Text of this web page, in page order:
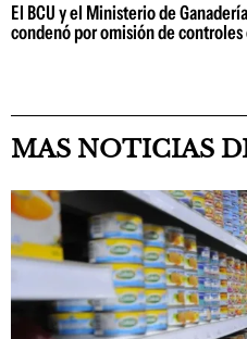
El BCU y el Ministerio de
condenó por omisión de controles
MAS NOTICIAS